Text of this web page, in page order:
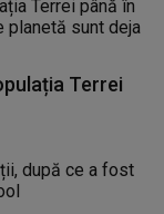
Terrei